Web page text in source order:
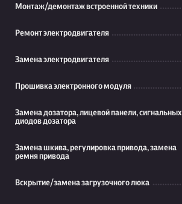
Монтаж/демонтаж встроенной техники
Ремонт электродвигателя
Замена электродвигателя
Прошивка электронного модуля
Замена дозатора, лицевой панели, сигнальных
диодов дозатора
Замена шкива, регулировка привода, замена
ремня привода
Вскрытие/замена загрузочного люка